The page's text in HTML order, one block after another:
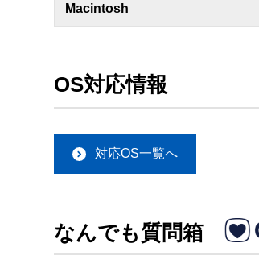
Macintosh
OS対応情報
対応OS一覧へ
なんでも質問箱